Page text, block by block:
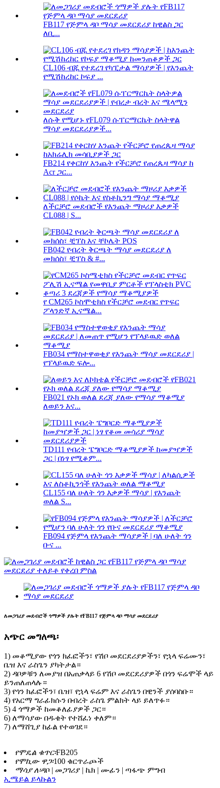
FB117 የጅምላ ዳቦ ማሳያ መደርደሪያ ከዊልስ ጋር
ለቢ...
CL106 ብጁ የተደረገ የካፒታል ማሳያዎች | የእንጨት
የሚሽከረከር ኮፍያ ...
ለሱቅ የሚሆኑ የFL079 ሱፐርማርኬት ስላትዋል
ማሳያ መደርደሪያዎች...
FB214 የቀርከሃ እንጨት የችርቻሮ የጠረጴዛ ማሳያ ከ
Acr ጋር...
ለችርቻሮ መደብሮች የእንጨት ማዞሪያ እቃዎች
CL088 | S...
FB042 የብረት ቅርጫት ማሳያ መደርደሪያ ለ
መክሰስ፣ ቺፕስ & #...
የ CM265 ኮስሞቲክስ የችርቻሮ መደብር የጥፍር
ፖላንድኛ ኢናሜል...
FB034 የማስተዋወቂያ የእንጨት ማሳያ መደርደሪያ |
የፕላይዉድ ፍሎ...
FB021 የኦክ ወለል ደረጃ ያለው የማሳያ ማቆሚያ
ለወይን እና...
TD111 የብረት ፔግቦርድ ማቆሚያዎች ከመያዣዎች
ጋር | በነፃ የሚቆም...
CL155 ባለ ሁለት ጎን እቃዎች ማሳያ | የእንጨት
ወለል S...
FB094 የጅምላ የእንጨት ማሳያዎች | ባለ ሁለት ጎን
ቡና ...
ለመጋገሪያ መደብሮች ጎማዎች ያሉት የFB117 የጅምላ ዳቦ ማሳያ መደርደሪያ
አጭር መግለጫ፡
1) መቆሚያው የጎን ክፈፎችን፣ የሽቦ መደርደሪያዎችን፣ የኋላ ፍሬሙን፣
ቤዝ እና ራስጌን ያካትታል።
2) ዳቦዎቹን ለመያዝ በአጠቃላይ 6 የሽቦ መደርደሪያዎች በጎን ፍሬሞች ላይ
ይንጠለጠላሉ።
3) የጎን ክፈፎችን፣ ቤዝ፣ የኋላ ፍሬም እና ራስጌን በዊንች ያሰባስቡ።
4) የአርማ ግራፊክሱን በብረት ራስጌ ምልክት ላይ ይለጥፉ።
5) 4 ጎማዎች ከመቆለፊያዎች ጋር።
6) ለማሳያው በዱቄት የተሸፈነ ቀለም።
7) ለማሸጊያ ከፊል የተወገደ።
የሞዴል ቁጥር፡FB205
የሞኪው ዋጋ፡100 ቁርጥራጮች
ማሳያ ለ፡ዳቦ | መጋገሪያ | ኬክ | ሙፊን | ጣፋጭ ምግብ
ኢሜይል ይላኩልን